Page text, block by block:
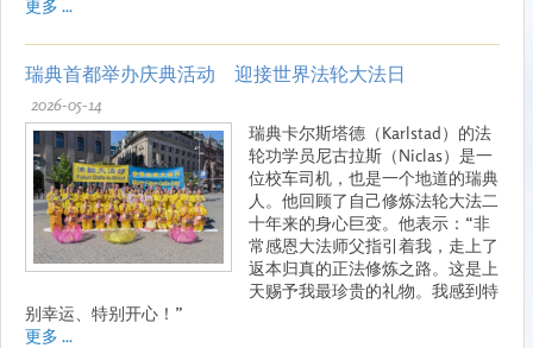
更多 ...
瑞典首都举办庆典活动 迎接世界法轮大法日
2026-05-14
瑞典卡尔斯塔德（Karlstad）的法
轮功学员尼古拉斯（Niclas）是一
位校车司机，也是一个地道的瑞典
人。他回顾了自己修炼法轮大法二
十年来的身心巨变。他表示：“非
常感恩大法师父指引着我，走上了
返本归真的正法修炼之路。这是上
天赐予我最珍贵的礼物。我感到特
别幸运、特别开心！”
更多 ...